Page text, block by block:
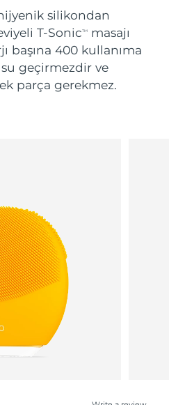
silikondan
T-SonicTM
masajı
başına 400 kullanıma
su geçirmezdir ve
parça gerekmez.